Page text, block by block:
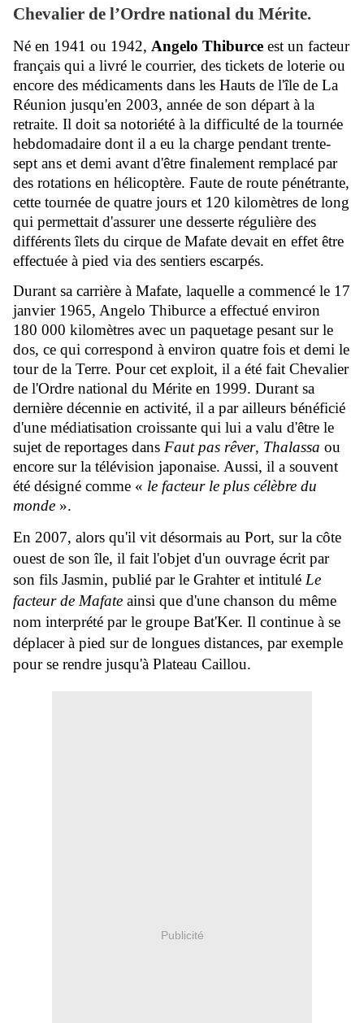
Chevalier de l’Ordre national du Mérite.
Né en 1941 ou 1942, Angelo Thiburce est un facteur
français qui a livré le courrier, des tickets de loterie ou
encore des médicaments dans les Hauts de l'île de La
Réunion jusqu'en 2003, année de son départ à la
retraite. Il doit sa notoriété à la difficulté de la tournée
hebdomadaire dont il a eu la charge pendant trente-
sept ans et demi avant d'être finalement remplacé par
des rotations en hélicoptère. Faute de route pénétrante,
cette tournée de quatre jours et 120 kilomètres de long
qui permettait d'assurer une desserte régulière des
différentsîlets du cirque de Mafate devait en effet être
effectuée à pied via des sentiers escarpés.
Durant sa carrière à Mafate, laquelle a commencé le 17
janvier 1965, Angelo Thiburce a effectué environ
180 000 kilomètres avec un paquetage pesant sur le
dos, ce qui correspond à environ quatre fois et demi le
tour de la Terre. Pour cet exploit, il a été fait Chevalier
de l'Ordre national du Mérite en 1999. Durant sa
dernière décennie en activité, il a par ailleurs bénéficié
d'une médiatisation croissante qui lui a valu d'être le
sujet de reportages dans Faut pas rêver, Thalassa ou
encore sur la télévision japonaise. Aussi, il a souvent
été désigné comme « le facteur le plus célèbre du
monde ».
En 2007, alors qu'il vit désormais au Port, sur la côte
ouest de son île, il fait l'objet d'un ouvrage écrit par
son fils Jasmin, publié par le Grahter et intitulé Le
facteur de Mafate ainsi que d'une chanson du même
nom interprété par le groupe Bat'Ker. Il continue à se
déplacer à pied sur de longues distances, par exemple
pour se rendre jusqu'à Plateau Caillou.
Publicité